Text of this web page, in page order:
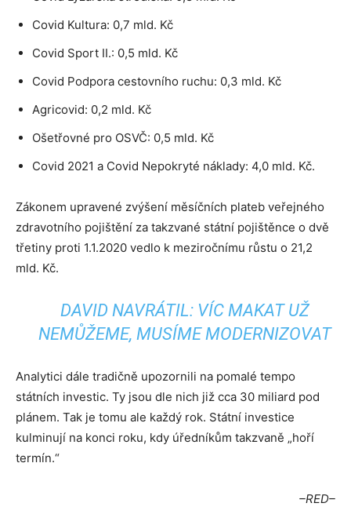
Covid Kultura: 0,7 mld. Kč
Covid Sport II.: 0,5 mld. Kč
Covid Podpora cestovního ruchu: 0,3 mld. Kč
Agricovid: 0,2 mld. Kč
Ošetřovné pro OSVČ: 0,5 mld. Kč
Covid 2021 a Covid Nepokryté náklady: 4,0 mld. Kč.
Zákonem upravené zvýšení měsíčních plateb veřejného
zdravotního pojištění za takzvané státní pojištěnce o dvě
třetiny proti 1.1.2020 vedlo k meziročnímu růstu o 21,2
mld. Kč.
DAVID NAVRÁTIL: VÍC MAKAT UŽ
NEMŮŽEME, MUSÍME MODERNIZOVAT
Analytici dále tradičně upozornili na pomalé tempo
státních investic. Ty jsou dle nich již cca 30 miliard pod
plánem. Tak je tomu ale každý rok. Státní investice
kulminují na konci roku, kdy úředníkům takzvaně „hoří
termín.“
–RED–